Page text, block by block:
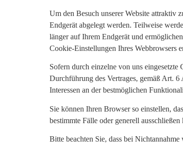
Um den Besuch unserer Website attraktiv
Endgerät abgelegt werden. Teilweise
länger auf Ihrem Endgerät und
Cookie-Einstellungen Ihres Webbrowsers
Sofern durch einzelne von uns
Durchführung des Vertrages, gemäß Art.
Interessen an der bestmöglichen
Sie können Ihren Browser so einstellen,
bestimmte Fälle oder generell ausschließen
Bitte beachten Sie, dass bei